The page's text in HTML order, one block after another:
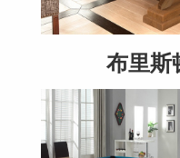
布里斯